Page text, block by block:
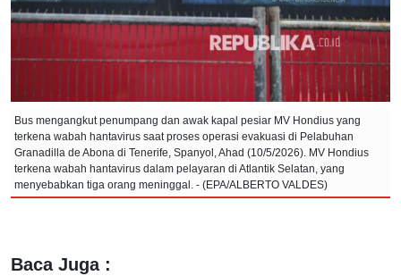
Bus mengangkut penumpang dan awak kapal pesiar MV Hondius yang
terkena wabah hantavirus saat proses operasi evakuasi di Pelabuhan
Granadilla de Abona di Tenerife, Spanyol, Ahad (10/5/2026). MV Hondius
terkena wabah hantavirus dalam pelayaran di Atlantik Selatan, yang
menyebabkan tiga orang meninggal. - (EPA/ALBERTO VALDES)
Baca Juga :